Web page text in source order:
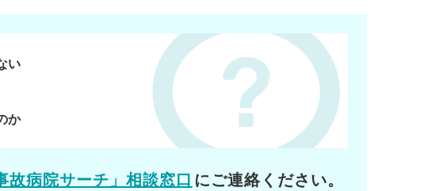
い
か
故病院サーチ」相談窓口 にご連絡ください。